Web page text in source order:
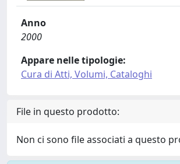
Anno
2000
Appare nelle tipologie:
Cura di Atti, Volumi, Cataloghi
File in questo prodotto:
Non ci sono file associati a questo